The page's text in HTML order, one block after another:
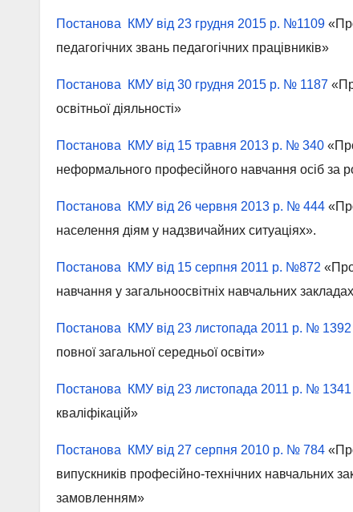
Постанова КМУ від 23 грудня 2015 р. №1109
педагогічних звань педагогічних працівників»
Постанова КМУ від 30 грудня 2015 р. № 1187
освітньої діяльності»
Постанова КМУ від 15 травня 2013 р. № 340
неформального професійного навчання осіб за
Постанова КМУ від 26 червня 2013 р. № 444
населення діям у надзвичайних ситуаціях».
Постанова КМУ від 15 серпня 2011 р. №872
навчання у загальноосвітніх навчальних закладах
Постанова КМУ від 23 листопада 2011 р. № 1392
повної загальної середньої освіти»
Постанова КМУ від 23 листопада 2011 р. № 1341
кваліфікацій»
Постанова КМУ від 27 серпня 2010 р. № 784
випускників професійно-технічних навчальних
замовленням»